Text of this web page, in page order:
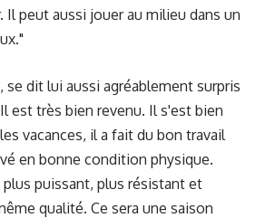
Il peut aussi jouer au milieu dans un
se dit lui aussi agréablement surpris
est très bien revenu. Il s'est bien
vacances, il a fait du bon travail
en bonne condition physique.
puissant, plus résistant et
qualité. Ce sera une saison